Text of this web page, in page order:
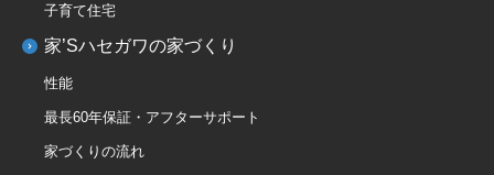
子育て住宅
家’Sハセガワの家づくり
性能
最長60年保証・アフターサポート
家づくりの流れ